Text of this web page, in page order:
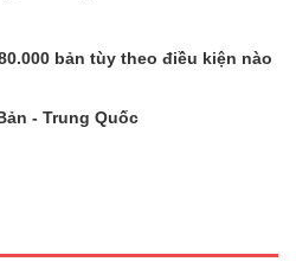
bản tùy theo điều kiện nào
- Trung Quốc
động : 15 giây.- Bản chụp đầu tiên